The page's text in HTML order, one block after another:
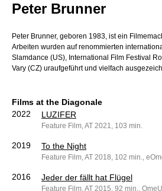
Peter Brunner
Peter Brunner, geboren 1983, ist ein
Arbeiten wurden auf renommierten
Slamdance (US), International Film Festival
Vary (CZ) uraufgeführt und vielfach
Films at the Diagonale
2022
LUZIFER
Feature Film, AT 2021, 103 min.
2019 To the Night
Feature Film, AT 2018, 102 min.,
2016 Jeder der fällt hat Flügel
Feature Film, AT 2015, 92 min., OmeU